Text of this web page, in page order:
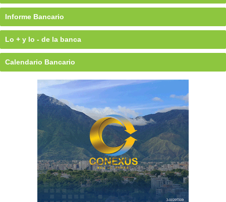
Informe Bancario
Lo + y lo - de la banca
Calendario Bancario